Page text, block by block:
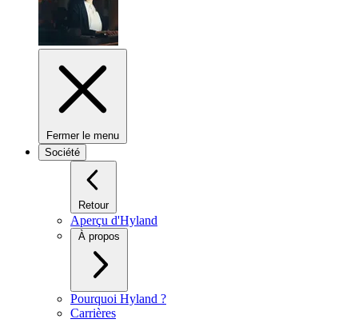
Fermer le menu
Société
Retour
Aperçu d'Hyland
À propos
Pourquoi Hyland ?
Carrières